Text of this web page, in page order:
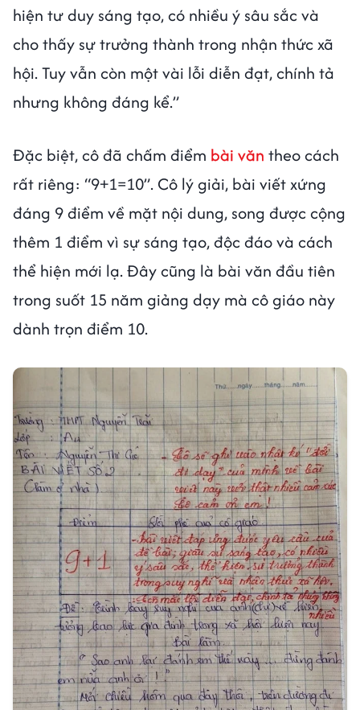
hiện tư duy sáng tạo, có nhiều ý sâu sắc và
cho thấy sự trưởng thành trong nhận thức xã
hội. Tuy vẫn còn một vài lỗi diễn đạt, chính tả
nhưng không đáng kể.”
Đặc biệt, cô đã chấm điểm bài văn theo cách
rất riêng: “9+1=10”. Cô lý giải, bài viết xứng
đáng 9 điểm về mặt nội dung, song được cộng
thêm 1 điểm vì sự sáng tạo, độc đáo và cách
thể hiện mới lạ. Đây cũng là bài văn đầu tiên
trong suốt 15 năm giảng dạy mà cô giáo này
dành trọn điểm 10.